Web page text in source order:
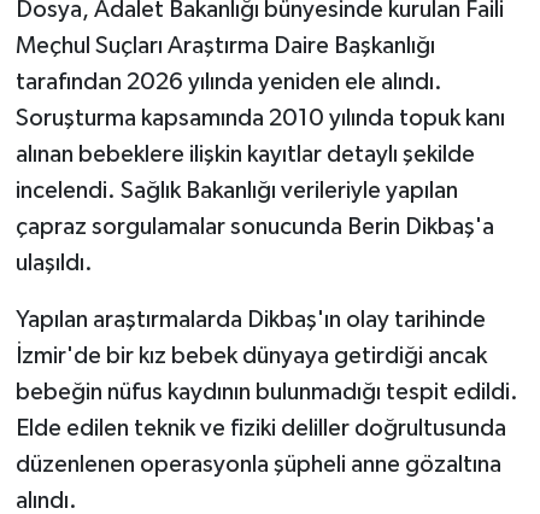
Dosya, Adalet Bakanlığı bünyesinde kurulan Faili
Meçhul Suçları Araştırma Daire Başkanlığı
tarafından 2026 yılında yeniden ele alındı.
Soruşturma kapsamında 2010 yılında topuk kanı
alınan bebeklere ilişkin kayıtlar detaylı şekilde
incelendi. Sağlık Bakanlığı verileriyle yapılan
çapraz sorgulamalar sonucunda Berin Dikbaş'a
ulaşıldı.
Yapılan araştırmalarda Dikbaş'ın olay tarihinde
İzmir'de bir kız bebek dünyaya getirdiği ancak
bebeğin nüfus kaydının bulunmadığı tespit edildi.
Elde edilen teknik ve fiziki deliller doğrultusunda
düzenlenen operasyonla şüpheli anne gözaltına
alındı.